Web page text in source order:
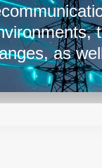
as
a robust